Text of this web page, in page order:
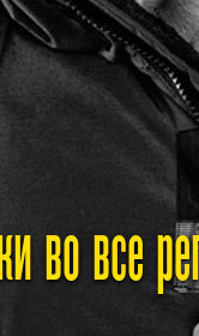
во все